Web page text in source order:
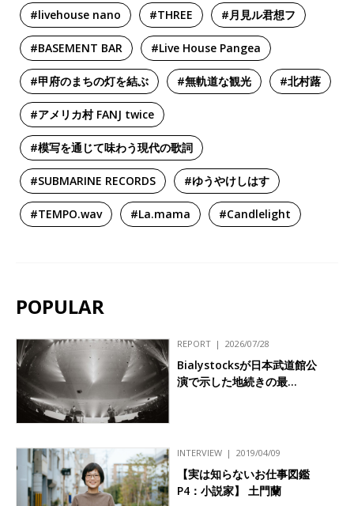
#livehouse nano #THREE #月見ル君想フ
#BASEMENT BAR #Live House Pangea
#甲府のまちの灯を結ぶ #無軌道な観光 #北村蕗
#アメリカ村 FANJ twice
#模写を通じて味わう現代の歌詞
#SUBMARINE RECORDS #ゆうやけしはす
#TEMPO.wav #La.mama #Candlelight
POPULAR
REPORT 2026/07/28
Bialystocksが日本武道館公
演で示した地続きの最…
INTERVIEW 2019/04/09
【実は知らないお仕事図鑑
P4：小説家】 土門蘭